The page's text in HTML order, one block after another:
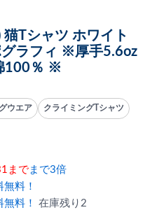
Tシャツ ホワイト
ラフィ ※厚手5.6oz
100％ ※
ウエア クライミングTシャツ
まで まで3倍
料！
料！ 在庫残り2